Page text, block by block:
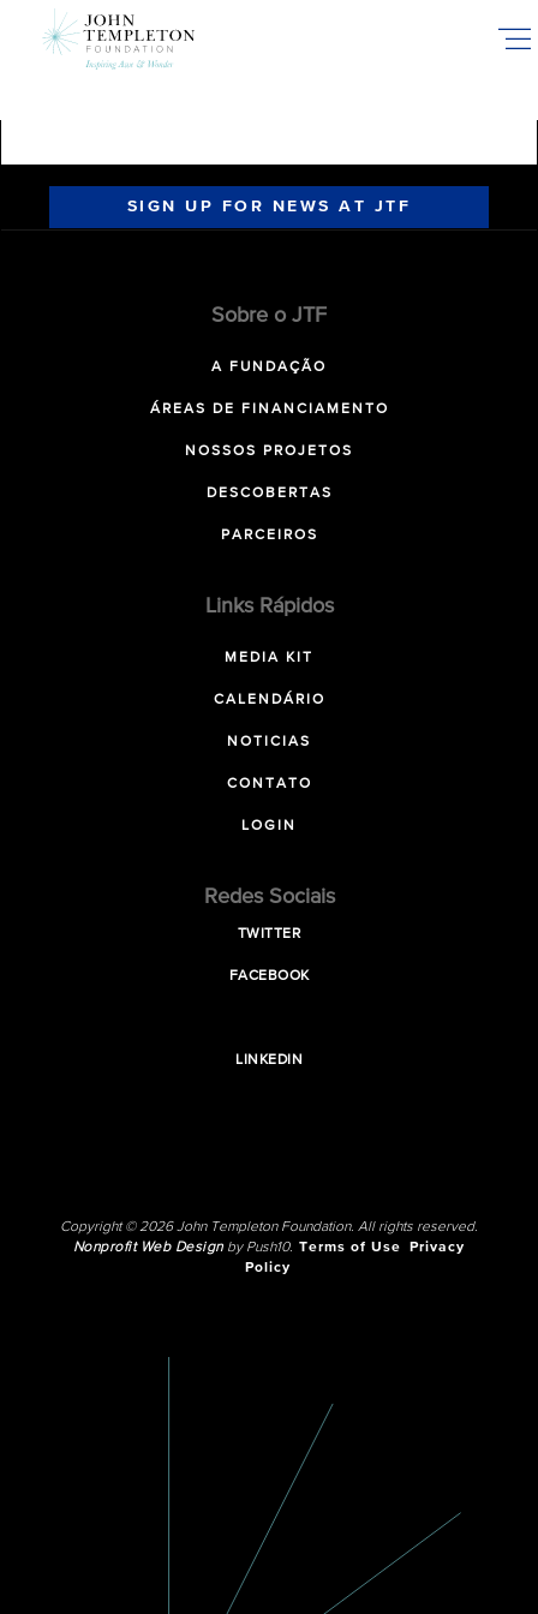
SIGN UP FOR NEWS AT JTF
Sobre o JTF
A FUNDAÇÃO
ÁREAS DE FINANCIAMENTO
NOSSOS PROJETOS
DESCOBERTAS
PARCEIROS
Links Rápidos
MEDIA KIT
CALENDÁRIO
NOTICIAS
CONTATO
LOGIN
Redes Sociais
TWITTER
FACEBOOK
LINKEDIN
Copyright © 2026 John Templeton Foundation. All rights reserved.
Nonprofit Web Designby Push10. Terms of Use
Privacy
Policy